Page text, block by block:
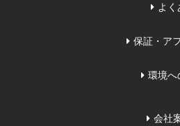
よく
保証・ア
環境へ
会社